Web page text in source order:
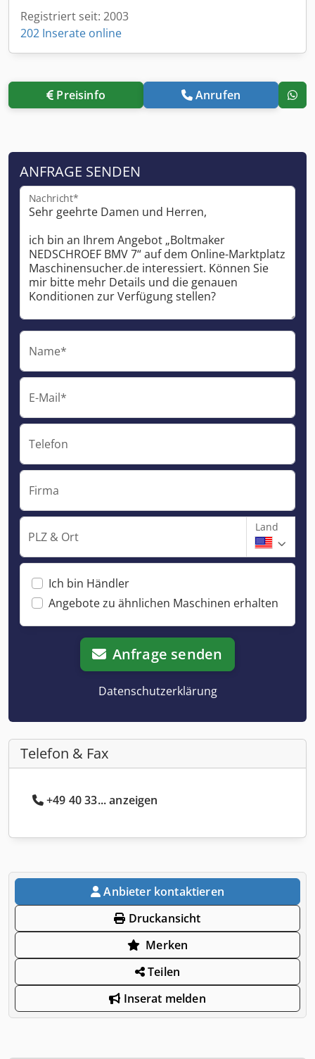
Registriert seit: 2003
202 Inserate online
Preisinfo Anrufen
ANFRAGE SENDEN
Nachricht*
Name*
E-Mail*
Telefon
Firma
PLZ & Ort
Land
Ich bin Händler
Angebote zu ähnlichen Maschinen erhalten
Anfrage senden
Datenschutzerklärung
Telefon & Fax
+49 40 33... anzeigen
Anbieter kontaktieren
Druckansicht
Merken
Teilen
Inserat melden